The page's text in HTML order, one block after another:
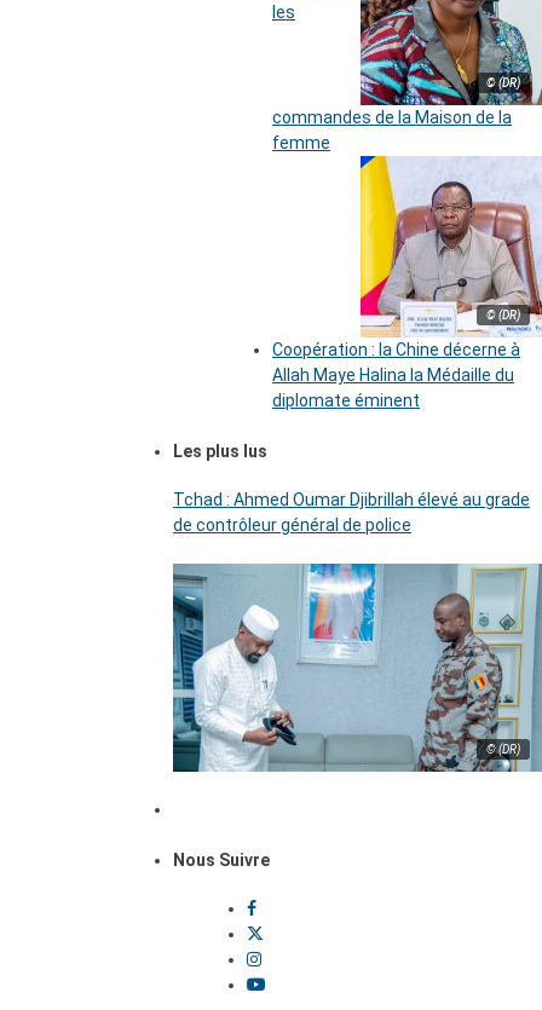
© (DR)
les
commandes de la Maison de la
femme
© (DR)
Coopération : la Chine décerne à
Allah Maye Halina la Médaille du
diplomate éminent
Les plus lus
Tchad : Ahmed Oumar Djibrillah élevé au grade
de contrôleur général de police
© (DR)
Nous Suivre